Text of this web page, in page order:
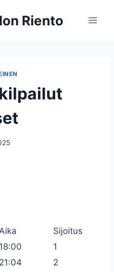
Riento
Aika
Sijoitus
18:00
1
21:04
2